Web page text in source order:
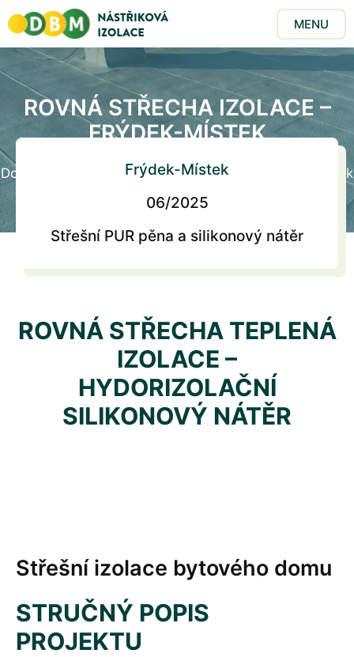
MENU
ROVNÁ STŘECHA IZOLACE –
FRÝDEK-MÍSTEK
Domů Rovná střecha izolace – Frýdek-Místek
Frýdek-Místek
06/2025
Střešní PUR pěna a silikonový nátěr
ROVNÁ STŘECHA TEPLENÁ
IZOLACE –
HYDORIZOLAČNÍ
SILIKONOVÝ NÁTĚR
Střešní izolace bytového domu
STRUČNÝ POPIS
PROJEKTU